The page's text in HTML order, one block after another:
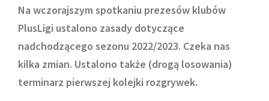
Na wczorajszym spotkaniu prezesów klubów
PlusLigi ustalono zasady dotyczące
nadchodzącego sezonu 2022/2023. Czeka nas
kilka zmian. Ustalono także (drogą losowania)
terminarz pierwszej kolejki rozgrywek.